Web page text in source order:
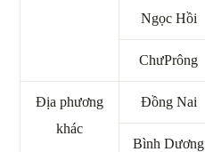
Ngọc Hồi
ChưPrông
Địa phương
khác
Đồng Nai
Bình Dương